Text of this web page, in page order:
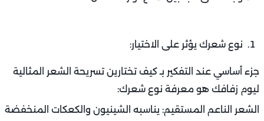
نوع شعرك يؤثر على الاختيار:
جزء أساسي عند التفكير بـ كيف تختارين تسريحة الشعر المثالية
ليوم زفافك هو معرفة نوع شعرك:
الشعر الناعم المستقيم: يناسبه الشينيون والكعكات المنخفضة